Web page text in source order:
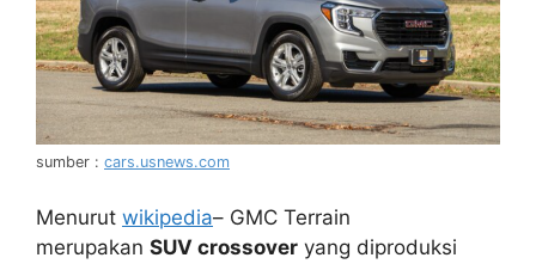
sumber : cars.usnews.com
Menurut wikipedia– GMC Terrain
merupakan SUV crossover yang diproduksi